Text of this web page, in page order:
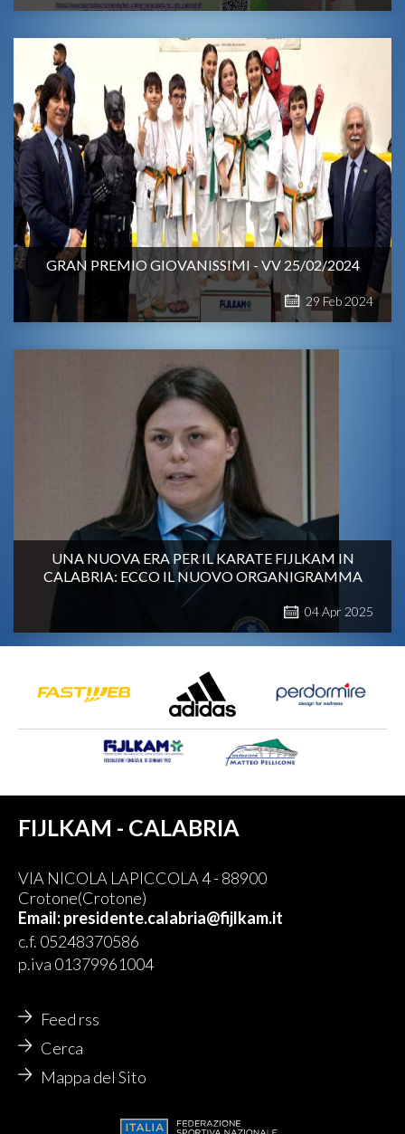
GRAN PREMIO GIOVANISSIMI - VV 25/02/2024
29 Feb 2024
UNA NUOVA ERA PER IL KARATE FIJLKAM IN
CALABRIA: ECCO IL NUOVO ORGANIGRAMMA
04Apr 2025
FIJLKAM - CALABRIA
VIA NICOLA LAPICCOLA 4 - 88900
Crotone(Crotone)
Email: presidente.calabria@fijlkam.it
c.f. 05248370586
p.iva 01379961004
Feed rss
Cerca
Mappa del Sito